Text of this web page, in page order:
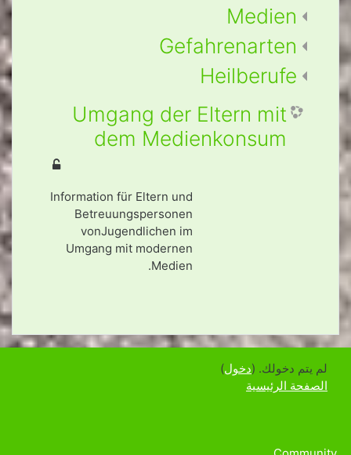
Medien
Gefahrenarten
Heilberufe
Umgang der Eltern mit
dem Medienkonsum
Information für Eltern und
Betreuungspersonen
vonJugendlichen im
Umgang mit modernen
Medien.
لم يتم دخولك. (دخول)
الصفحة الرئيسية